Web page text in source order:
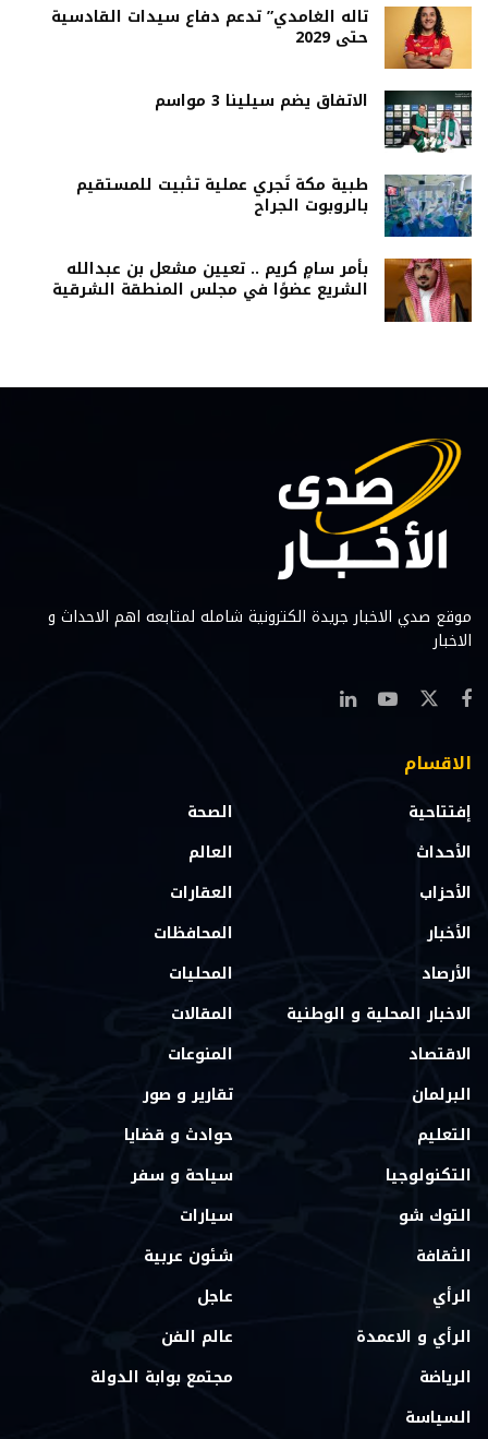
تاله الغامدي” تدعم دفاع سيدات القادسية
حتى 2029
الاتفاق يضم سيلينا 3 مواسم
طبية مكة تُجري عملية تثبيت للمستقيم
بالروبوت الجراح
بأمر سامٍ كريم .. تعيين مشعل بن عبدالله
الشريع عضوًا في مجلس المنطقة الشرقية
موقع صدي الاخبار جريدة الكترونية شامله لمتابعه اهم الاحداث و
الاخبار
الاقسام
إفتتاحية
الأحداث
الأحزاب
الأخبار
الأرصاد
الاخبار المحلية و الوطنية
الاقتصاد
البرلمان
التعليم
التكنولوجيا
التوك شو
الثقافة
الرأي
الرأي و الاعمدة
الرياضة
السياسة
الصحة
العالم
العقارات
المحافظات
المحليات
المقالات
المنوعات
تقارير و صور
حوادث و قضايا
سياحة و سفر
سيارات
شئون عربية
عاجل
عالم الفن
مجتمع بوابة الدولة